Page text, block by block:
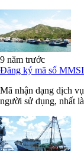
9 năm trước
Đăng ký mã số
Mã nhận dạng dịch
người sử dụng, nhất